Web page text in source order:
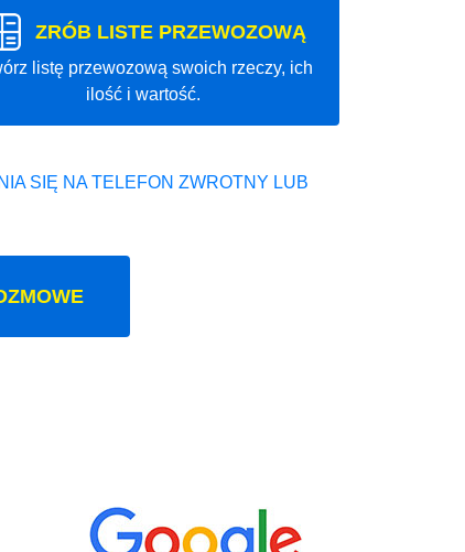
ZRÓB LISTE PRZEWOZOWĄ
listę przewozową swoich rzeczy, ich
ilość i wartość.
SIĘ NA TELEFON ZWROTNY LUB